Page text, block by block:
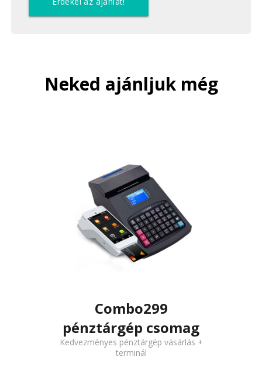
Neked ajánljuk még
Combo299
pénztárgép csomag
Kedvezményes pénztárgép vásárlás +
terminál